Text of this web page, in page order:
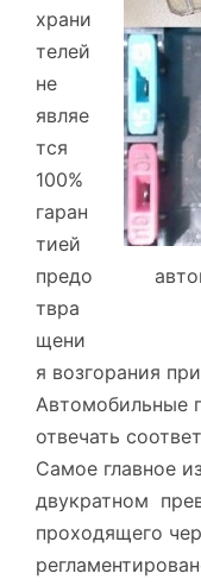
храни
телей
не
являе
тся
100%
гаран
тией
предо
твра
щени
я возгорания
Автомобильные
отвечать
Самое главное
двукратном
проходящего